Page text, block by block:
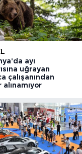
ayı
uğrayan
çalışanından
alınamıyor